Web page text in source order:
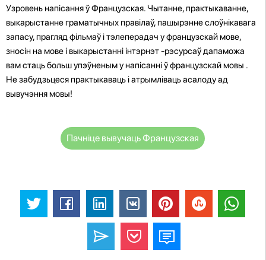
Узровень напісання ў Французская. Чытанне, практыкаванне,
выкарыстанне граматычных правілаў, пашырэнне слоўнікавага
запасу, прагляд фільмаў і тэлеперадач у французскай мове,
зносін на мове і выкарыстанні інтэрнэт -рэсурсаў дапаможа
вам стаць больш упэўненым у напісанні ў французскай мовы .
Не забудзьцеся практыкаваць і атрымліваць асалоду ад
вывучэння мовы!
Пачніце вывучаць Французская